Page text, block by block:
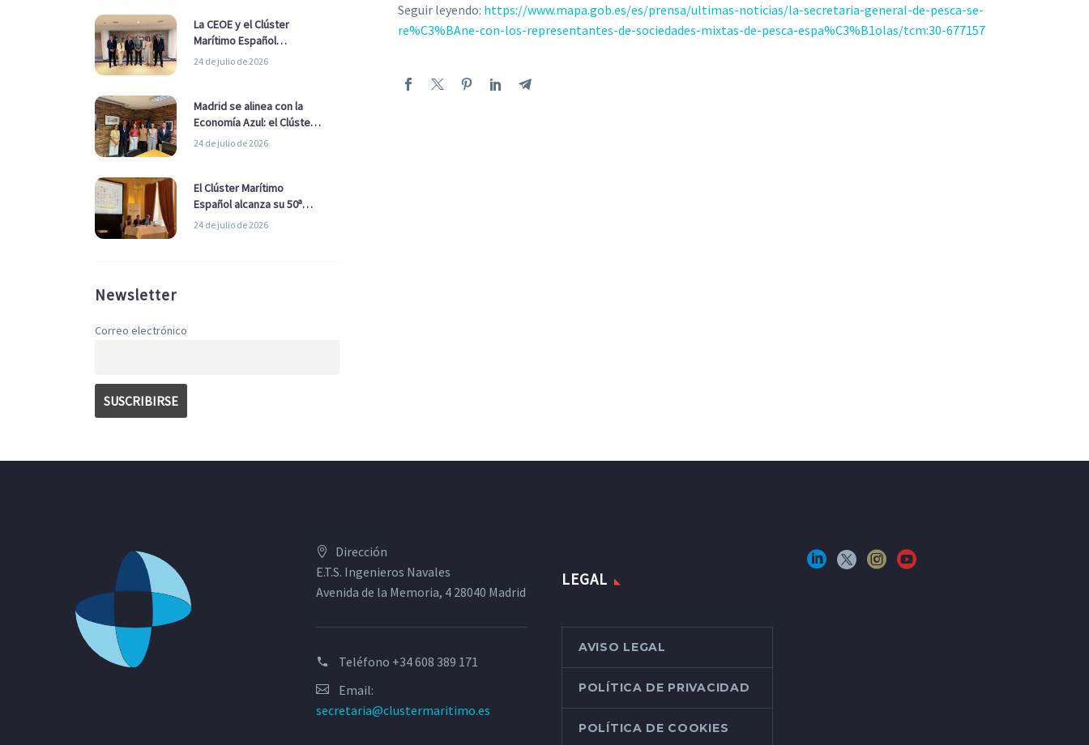
La CEOE y el Clúster
Marítimo Español
refuerzan su alianza para
24 de julio de 2026
Madrid se alinea con la
Economía Azul: el Clúster
Marítimo Español y la Real
Ayuntamiento
24 de julio de 2026
El Clúster Marítimo
Español alcanza su 50ª
Asamblea reafirmando su
24 de julio de 2026
Newsletter
Correo electrónico
Seguir leyendo: https://www.mapa.gob.es/es/prensa/ultimas-noticias/la-secretaria-general-de-pesca-se-
re%C3%BAne-con-los-representantes-de-sociedades-mixtas-de-pesca-espa%C3%B1olas/tcm:30-677157
Dirección
E.T.S. Ingenieros Navales
Avenida de la Memoria, 4 28040 Madrid
Teléfono +34 608 389 171
Email:
secretaria@clustermaritimo.es
LEGAL
AVISO LEGAL
POLÍTICA DE PRIVACIDAD
POLÍTICA DE COOKIES